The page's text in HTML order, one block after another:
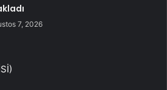
7, 2026